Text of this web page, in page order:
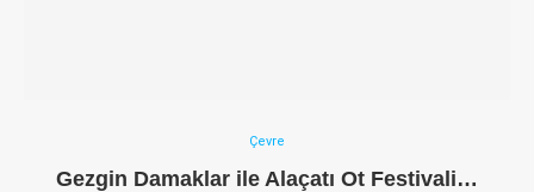
Çevre
Gezgin Damaklar ile Alaçatı Ot Festivali…